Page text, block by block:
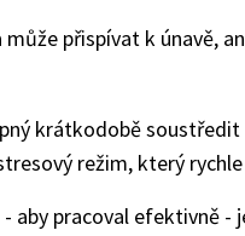
přispívat k únavě,
krátkodobě
režim, který
aby pracoval efektivně -